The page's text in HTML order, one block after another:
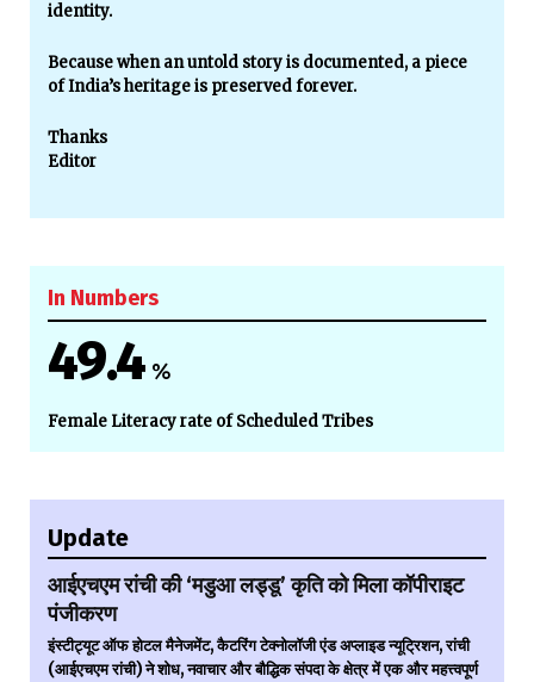
identity.
Because when an untold story is documented, a piece
of India’s heritage is preserved forever.
Thanks
Editor
In Numbers
49.4 %
Female Literacy rate of Scheduled Tribes
Update
आईएचएम रांची की ‘मडुआ लड्डू’ कृति को मिला कॉपीराइट
पंजीकरण
इंस्टीट्यूट ऑफ होटल मैनेजमेंट, कैटरिंग टेक्नोलॉजी एंड अप्लाइड न्यूट्रिशन, रांची
(आईएचएम रांची) ने शोध, नवाचार और बौद्धिक संपदा के क्षेत्र में एक और महत्त्वपूर्ण